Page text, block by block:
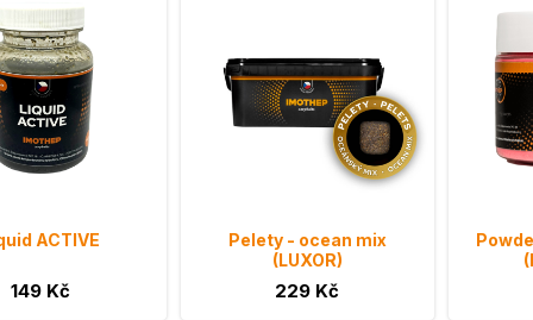
ACTIVE
149 Kč
Pelety - ocean mix
(LUXOR)
229 Kč